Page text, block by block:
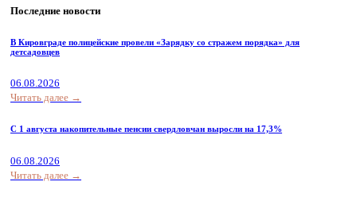
Последние новости
В Кировграде полицейские провели «Зарядку со стражем порядка» для
детсадовцев
06.08.2026
Читать далее →
С 1 августа накопительные пенсии свердловчан выросли на 17,3%
06.08.2026
Читать далее →